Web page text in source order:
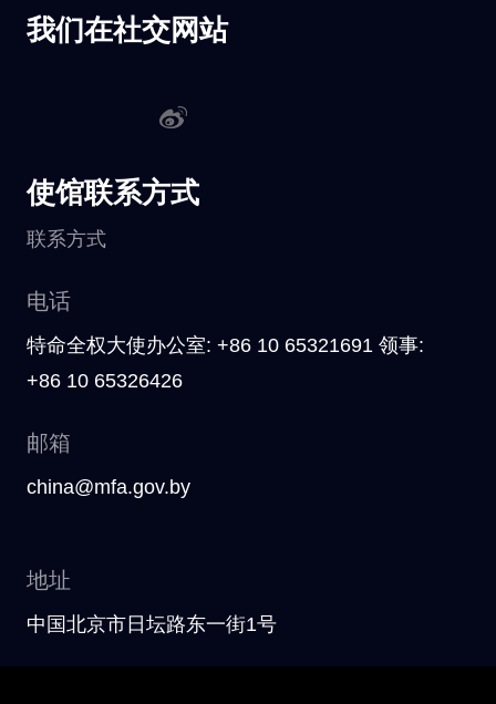
我们在社交网站
使馆联系方式
联系方式
电话
特命全权大使办公室: +86 10 65321691 领事:
+86 10 65326426
邮箱
china@mfa.gov.by
地址
中国北京市日坛路东一街1号